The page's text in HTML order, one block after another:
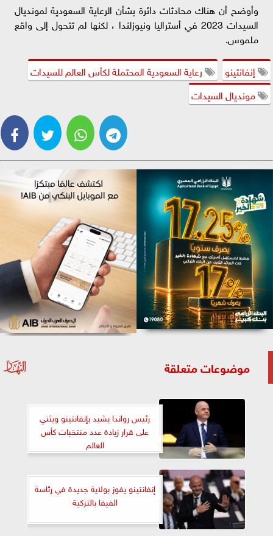
وأوضح أن هناك محادثات دائرة بشأن الرعاية السعودية لمونديال
السيدات 2023 في أستراليا ونيوزلندا ، لكنها لم تتحول إلى واقع
ملموس.
إنفانتينو
رعاية السعودية المحتملة لكأس العالم للسيدات
مونديال السيدات
موضوعات متعلقة
رئيس رواندا يشيد بإنفانتينو ويثني
على قرار زيادة عدد منتخبات كأس
العالم
إنفانتينو يفوز بولاية جديدة في رئاسة
الفيفا بالتزكية